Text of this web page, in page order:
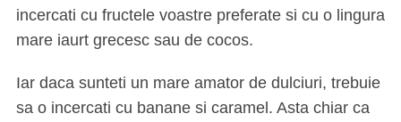
incercati cu fructele voastre preferate si cu o lingura
mare iaurt grecesc sau de cocos.
Iar daca sunteti un mare amator de dulciuri, trebuie
sa o incercati cu banane si caramel. Asta chiar ca